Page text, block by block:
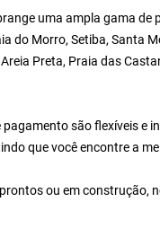
uma ampla gama de
do Morro, Setiba, Santa
Preta, Praia das
pagamento são flexíveis e
que você encontre a
ou em construção,